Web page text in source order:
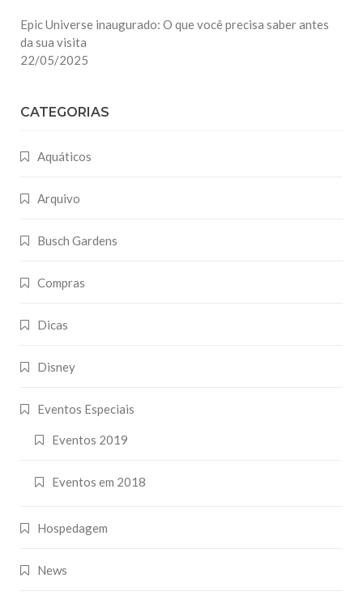
Epic Universe inaugurado: O que você precisa saber antes
da sua visita
22/05/2025
CATEGORIAS
Aquáticos
Arquivo
Busch Gardens
Compras
Dicas
Disney
Eventos Especiais
Eventos 2019
Eventos em 2018
Hospedagem
News